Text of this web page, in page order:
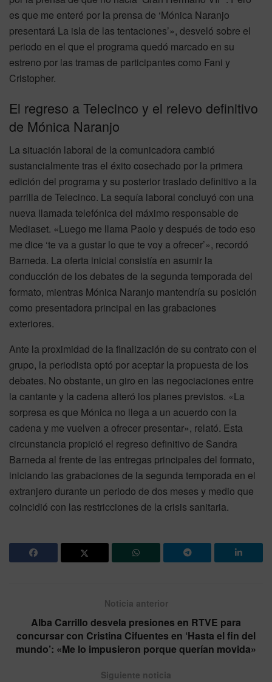
es que me enteré por la prensa de ‘Mónica Naranjo
presentará La isla de las tentaciones’», desveló sobre el
periodo en el que el programa quedó marcado en su
estreno por las tramas de participantes como Fani y
Cristopher.
El regreso a Telecinco y el relevo definitivo
de Mónica Naranjo
La situación laboral de la comunicadora cambió
sustancialmente tras el éxito cosechado por la primera
edición del programa y su posterior traslado definitivo a la
parrilla de Telecinco. La sequía laboral concluyó con una
nueva llamada telefónica del máximo responsable de
Mediaset. «Luego me llama Paolo y después de todo eso
me dice ‘te va a gustar lo que te voy a ofrecer’», recordó
Barneda. La oferta inicial consistía en asumir la
conducción de los debates de la segunda temporada del
formato, mientras Mónica Naranjo mantendría su posición
como presentadora principal en las grabaciones
exteriores.
Ante la proximidad de la finalización de su contrato con el
grupo, la periodista optó por aceptar la propuesta de los
debates. No obstante, un giro en las negociaciones entre
la cantante y la cadena alteró los planes previstos. «La
sorpresa es que Mónica no llega a un acuerdo con la
cadena y me vuelven a ofrecer presentar», relató. Esta
circunstancia propició el regreso definitivo de Sandra
Barneda al frente de las entregas principales del formato,
iniciando las grabaciones de la segunda temporada en el
extranjero durante un periodo de dos meses y medio que
coincidió con las restricciones de la crisis sanitaria.
Noticia anterior
Alba Carrillo desvela presiones en RTVE para
concursar con Cristina Cifuentes en ‘Hasta el fin del
mundo’: «Me lo impusieron porque querían movida»
Siguiente noticia